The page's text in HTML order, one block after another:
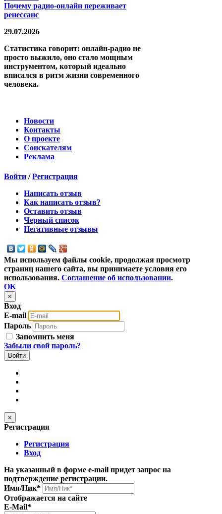
Почему радио-онлайн переживает
ренессанс
29.07.2026
Статистика говорит: онлайн-радио не
просто выжило, оно стало мощным
инструментом, который идеально
вписался в ритм жизни современного
человека.
Новости
Контакты
О проекте
Соискателям
Реклама
Войти /Регистрация
Написать отзыв
Как написать отзыв?
Оставить отзыв
Черный список
Негативные отзывы
Мы используем файлы cookie, продолжая просмотр
страниц нашего сайта, вы принимаете условия его
использования. Соглашение об использовании.
OK
×
Вход
E-mail
Пароль
Запомнить меня
Забыли свой пароль?
×
Регистрация
Регистрация
Вход
На указанный в форме e-mail придет запрос на
подтверждение регистрации.
Имя/Ник*
Отображается на сайте
E-Mail*